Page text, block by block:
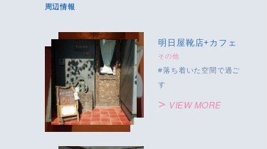
周辺情報
明日屋靴店+カフェ
その他
落ち着いた空間で過ご
す
VIEW MORE